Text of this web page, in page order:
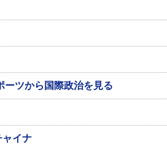
ーツから国際政治を見る
ャイナ